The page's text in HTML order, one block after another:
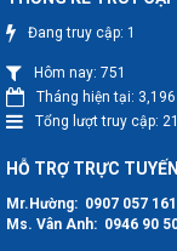
CÔNG TY TNHH CƠ KHÍ
Địa chỉ: 229/25C Hồ Học
Website: https://
THỐNG KẾ TRUY CẬP